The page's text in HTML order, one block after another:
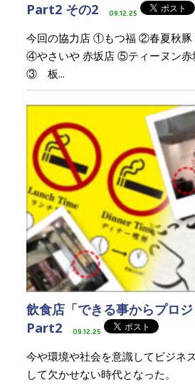
Part2 その2
09.12.25
今回の協力店 ①もつ福 ②春夏秋
④やさいや 赤坂店 ⑤ティーヌン赤
③ 板...
飲食店「できる事からプロ
Part2
09.12.25
今や環境や社会を意識してビジネ
して欠かせない時代となった。